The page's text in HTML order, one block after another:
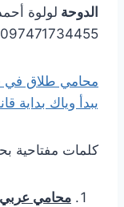
الدوحة لولوة
محامي طلاق في
يبدأ وياك بداية
كلمات مفتاحية
محامي